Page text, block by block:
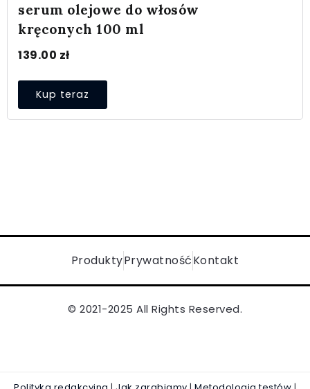
serum olejowe do włosów
kręconych 100 ml
139.00 zł
Kup teraz
ProduktyPrywatnośćKontakt
© 2021-2025 All Rights Reserved.